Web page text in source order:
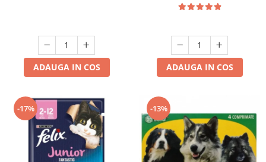
ADAUGA IN COS ADAUGA IN COS
-17% -13%